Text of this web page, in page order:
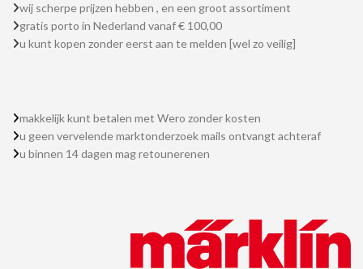
wij scherpe prijzen hebben , en een groot assortiment
gratis porto in Nederland vanaf € 100,00
u kunt kopen zonder eerst aan te melden [wel zo veilig]
makkelijk kunt betalen met Wero zonder kosten
u geen vervelende marktonderzoek mails ontvangt achteraf
u binnen 14 dagen mag retounerenen